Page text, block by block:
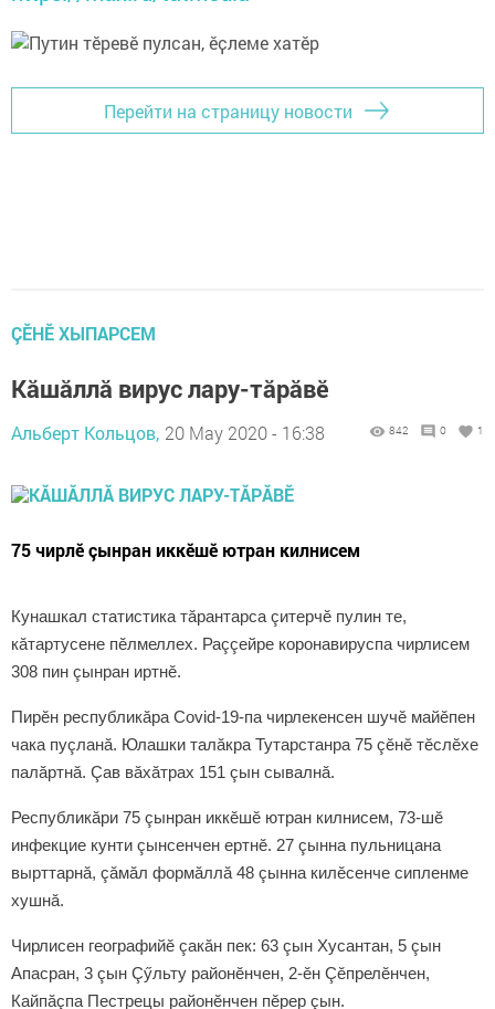
Перейти на страницу новости
ÇӖНӖ ХЫПАРСЕМ
Кăшăллă вирус лару-тăрăвӗ
Альберт Кольцов, 20 May 2020 - 16:38 842 0 1
75 чирлӗ çынран иккӗшӗ ютран килнисем
Кунашкал статистика тăрантарса çитерчӗ пулин те,
кăтартусене пӗлмеллех. Раççейре коронавируспа чирлисем
308 пин çынран иртнӗ.
Пирӗн республикăра Covid-19-па чирлекенсен шучӗ майӗпен
чака пуçланă. Юлашки талăкра Тутарстанра 75 çӗнӗ тӗслӗхе
палăртнă. Çав вăхăтрах 151 çын сывалнă.
Республикăри 75 çынран иккӗшӗ ютран килнисем, 73-шӗ
инфекцие кунти çынсенчен ертнӗ. 27 çынна пульницана
вырттарнă, çăмăл формăллă 48 çынна килӗсенче сипленме
хушнă.
Чирлисен географийӗ çакăн пек: 63 çын Хусантан, 5 çын
Апасран, 3 çын Çӳльту районӗнчен, 2-ӗн Çӗпрелӗнчен,
Кайпăçпа Пестрецы районӗнчен пӗрер çын.